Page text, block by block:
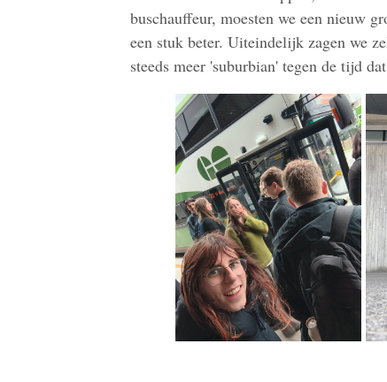
buschauffeur, moesten we een nieuw
een stuk beter. Uiteindelijk zagen we
steeds meer 'suburbian' tegen de tijd